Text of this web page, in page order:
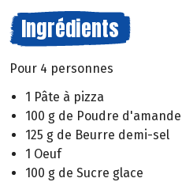
Ingrédients
Pour 4 personnes
1 Pâte à pizza
100 g de Poudre d'amande
125 g de Beurre demi-sel
1 Oeuf
100 g de Sucre glace